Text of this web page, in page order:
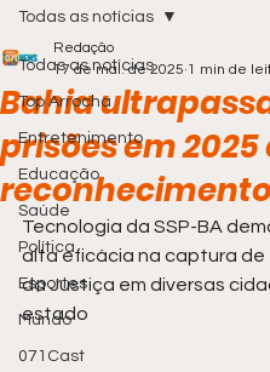
Todas as notícias
Top Arrocha
Entretenimento
Educação
Saúde
Política
Esportes
Mundo
071Cast
Todas as notícias
Bahia
prisões em
Redação
17 de mai. de 2025 1 min de
Tecnologia da SSP-BA
alta eficácia na captura de
da Justiça em diversas
estado